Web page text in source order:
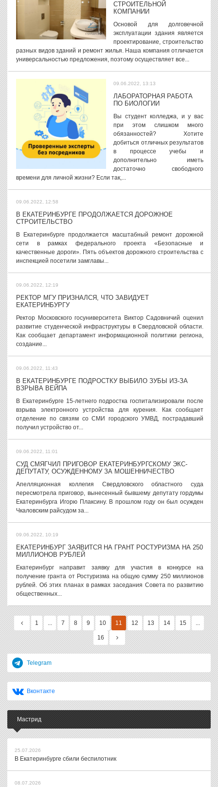
СТРОИТЕЛЬНОЙ
КОМПАНИИ
Основой для долговечной
эксплуатации здания является
проектирование, строительство
разных видов зданий и ремонт жилья. Наша компания отличается
универсальностью предложения, поэтому осуществляет все...
09.06.2022, 13:13
ЛАБОРАТОРНАЯ РАБОТА
ПО БИОЛОГИИ
Вы студент колледжа, и у вас
при этом слишком много
обязанностей? Хотите
добиться отличных результатов
в процессе учебы и
дополнительно иметь
достаточно свободного
времени для личной жизни? Если так,...
09.06.2022, 12:58
В ЕКАТЕРИНБУРГЕ ПРОДОЛЖАЕТСЯ ДОРОЖНОЕ
СТРОИТЕЛЬСТВО
В Екатеринбурге продолжается масштабный ремонт дорожной
сети в рамках федерального проекта «Безопасные и
качественные дороги». Пять объектов дорожного строительства с
инспекцией посетили замглавы...
09.06.2022, 12:19
РЕКТОР МГУ ПРИЗНАЛСЯ, ЧТО ЗАВИДУЕТ
ЕКАТЕРИНБУРГУ
Ректор Московского госуниверситета Виктор Садовничий оценил
развитие студенческой инфраструктуры в Свердловской области.
Как сообщает департамент информационной политики региона,
создание...
09.06.2022, 11:43
В ЕКАТЕРИНБУРГЕ ПОДРОСТКУ ВЫБИЛО ЗУБЫ ИЗ-ЗА
ВЗРЫВА ВЕЙПА
В Екатеринбурге 15-летнего подростка госпитализировали после
взрыва электронного устройства для курения. Как сообщает
отделение по связям со СМИ городского УМВД, пострадавший
получил устройство от...
09.06.2022, 11:01
СУД СМЯГЧИЛ ПРИГОВОР ЕКАТЕРИНБУРГСКОМУ ЭКС-
ДЕПУТАТУ, ОСУЖДЕННОМУ ЗА МОШЕННИЧЕСТВО
Апелляционная коллегия Свердловского областного суда
пересмотрела приговор, вынесенный бывшему депутату гордумы
Екатеринбурга Игорю Плаксину. В прошлом году он был осужден
Чкаловским райсудом за...
09.06.2022, 10:19
ЕКАТЕРИНБУРГ ЗАЯВИТСЯ НА ГРАНТ РОСТУРИЗМА НА 250
МИЛЛИОНОВ РУБЛЕЙ
Екатеринбург направит заявку для участия в конкурсе на
получение гранта от Ростуризма на общую сумму 250 миллионов
рублей. Об этих планах в рамках заседания Совета по развитию
общественных...
1 ... 7 8 9 10 11 12 13 14 15 ...
16
Telegram
Вконтакте
Мастрид
25.07.2026
В Екатеринбурге сбили беспилотник
08.07.2026